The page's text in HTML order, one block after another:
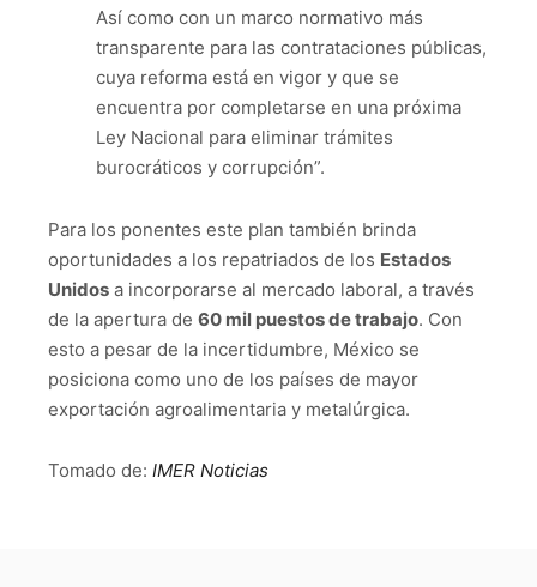
Así como con un marco normativo más
transparente para las contrataciones públicas,
cuya reforma está en vigor y que se
encuentra por completarse en una próxima
Ley Nacional para eliminar trámites
burocráticos y corrupción”.
Para los ponentes este plan también brinda
oportunidades a los repatriados de los Estados
Unidos a incorporarse al mercado laboral, a través
de la apertura de 60 mil puestos de trabajo. Con
esto a pesar de la incertidumbre, México se
posiciona como uno de los países de mayor
exportación agroalimentaria y metalúrgica.
Tomado de: IMER Noticias